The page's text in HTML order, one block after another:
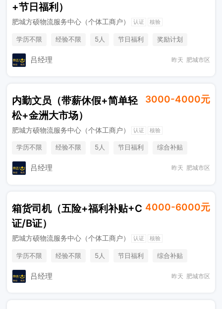
+节日福利）
肥城方硕物流服务中心（个体工商户） 认证 核验
学历不限 经验不限 5人 节日福利
奖励计划
工作餐
吕经理 昨天 肥城市区
内勤文员（带薪休假+简单轻
松+金洲大市场）
3000-4000元
肥城方硕物流服务中心（个体工商户） 认证 核验
学历不限 经验不限 5人 节日福利
综合补贴
工作餐
吕经理 昨天 肥城市区
箱货司机（五险+福利补贴+C
证/B证）
4000-6000元
肥城方硕物流服务中心（个体工商户） 认证 核验
学历不限 经验不限 5人 节日福利
综合补贴
奖励计划
吕经理 昨天 肥城市区